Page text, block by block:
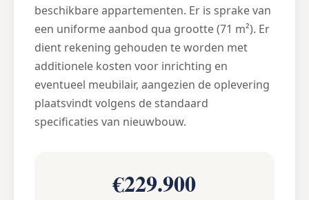
beschikbare appartementen. Er is sprake van
een uniforme aanbod qua grootte (71 m²). Er
dient rekening gehouden te worden met
additionele kosten voor inrichting en
eventueel meubilair, aangezien de oplevering
plaatsvindt volgens de standaard
specificaties van nieuwbouw.
€229.900